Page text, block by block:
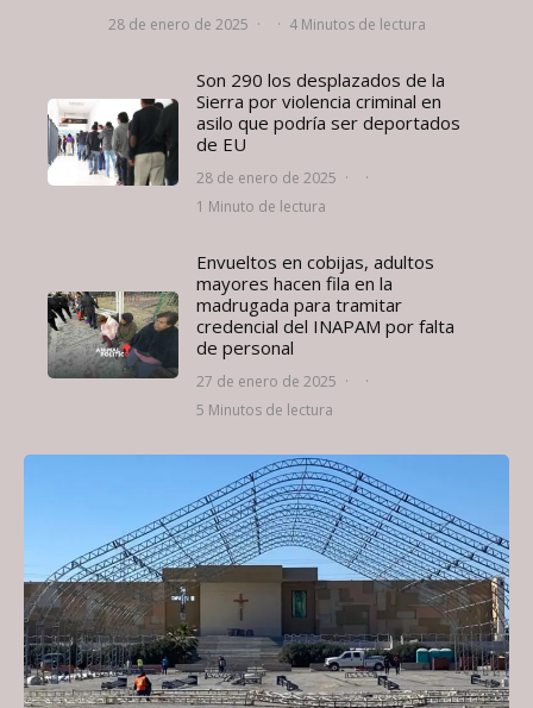
28 de enero de 2025 · · 4 Minutos de lectura
Son 290 los desplazados de la
Sierra por violencia criminal en
asilo que podría ser deportados
de EU
28 de enero de 2025 ·
·
1 Minuto de lectura
Envueltos en cobijas, adultos
mayores hacen fila en la
madrugada para tramitar
credencial del INAPAM por falta
de personal
27 de enero de 2025 ·
·
5 Minutos de lectura